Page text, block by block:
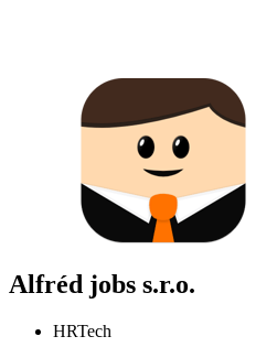
Alfréd jobs s.r.o.
HRTech